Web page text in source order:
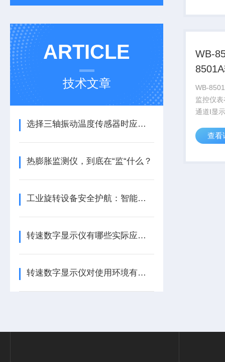
ARTICLE
技术文章
选择三轴振动温度传感器时应注意的细节
热膨胀监测仪，到底在“监“什么？
工业旋转设备安全护航：智能转速监测仪技术现状与应用优化研究
转速数字显示仪有哪些实际应用？
转速数字显示仪对使用环境有哪些要求
WB-
表
WB-
监控仪
通道Ⅰ显
数值。
查看